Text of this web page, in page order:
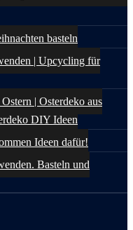
basteln
| Upcycling für
| Osterdeko aus
DIY Ideen
Ideen dafür!
Basteln und